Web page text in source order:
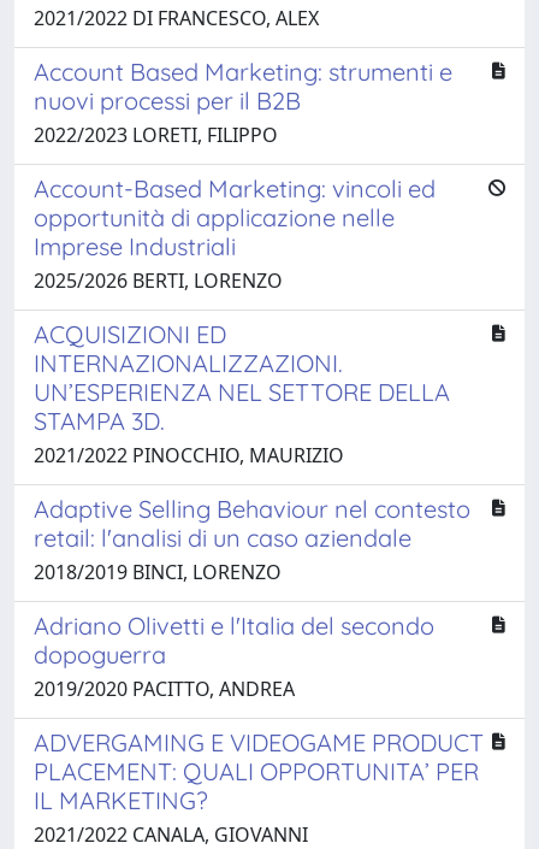
2021/2022 DI FRANCESCO, ALEX
Account Based Marketing: strumenti e
nuovi processi per il B2B
2022/2023 LORETI, FILIPPO
Account-Based Marketing: vincoli ed
opportunità di applicazione nelle
Imprese Industriali
2025/2026 BERTI, LORENZO
ACQUISIZIONI ED
INTERNAZIONALIZZAZIONI.
UN’ESPERIENZA NEL SETTORE DELLA
STAMPA 3D.
2021/2022 PINOCCHIO, MAURIZIO
Adaptive Selling Behaviour nel contesto
retail: l'analisi di un caso aziendale
2018/2019 BINCI, LORENZO
Adriano Olivetti e l'Italia del secondo
dopoguerra
2019/2020 PACITTO, ANDREA
ADVERGAMING E VIDEOGAME PRODUCT
PLACEMENT: QUALI OPPORTUNITA’ PER
IL MARKETING?
2021/2022 CANALA, GIOVANNI